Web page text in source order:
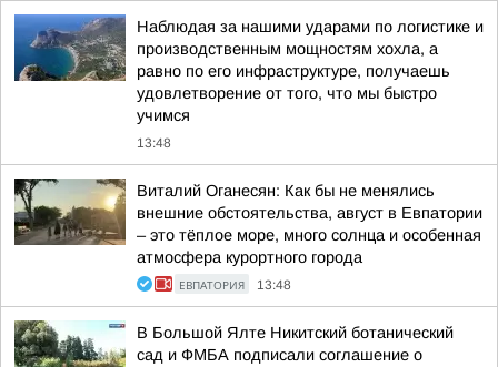
Наблюдая за нашими ударами по логистике и
производственным мощностям хохла, а
равно по его инфраструктуре, получаешь
удовлетворение от того, что мы быстро
учимся
13:48
Виталий Оганесян: Как бы не менялись
внешние обстоятельства, август в Евпатории
– это тёплое море, много солнца и особенная
атмосфера курортного города
ЕВПАТОРИЯ 13:48
В Большой Ялте Никитский ботанический
сад и ФМБА подписали соглашение о